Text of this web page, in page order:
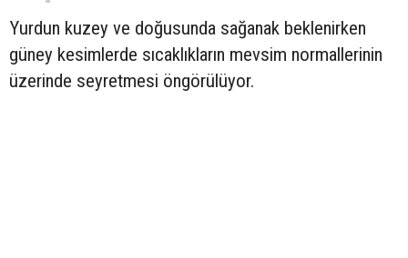
Yurdun kuzey ve doğusunda sağanak beklenirken
güney kesimlerde sıcaklıkların mevsim normallerinin
üzerinde seyretmesi öngörülüyor.